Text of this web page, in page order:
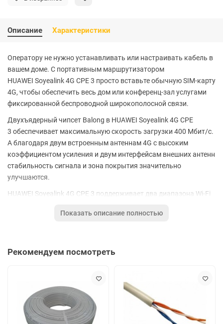
Описание Характеристики
Оператору не нужно устанавливать или настраивать кабель в
вашем доме. С портативным маршрутизатором
HUAWEI Soyealink 4G CPE 3 просто вставьте обычную SIM-карту
4G, чтобы обеспечить весь дом или конференц-зал услугами
фиксированной беспроводной широкополосной связи.
Двухъядерный чипсет Balong в HUAWEI Soyealink 4G CPE
3 обеспечивает максимальную скорость загрузки 400 Мбит/с.
А благодаря двум встроенным антеннам 4G с высоким
коэффициентом усиления и двум интерфейсам внешних антенн
стабильность сигнала и зона покрытия значительно
улучшаются.
HUAWEI Soyealink 4G CPE 3 поддерживает два диапазона Wi-Fi
У вас будет плавная и стабильная работа Wi-Fi без
двухдиапазонным Wi-Fi на 1167 Мбит/с подходит для
Производительность Wi-Fi в 4 раза выше, чем у предыдущего
поколения.
Технические характеристики:
Показать описание полностью
Рекомендуем посмотреть